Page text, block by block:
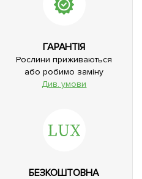
ГАРАНТІЯ
Рослини приживаються
або робимо заміну
Див. умови
БЕЗКОШТОВНА